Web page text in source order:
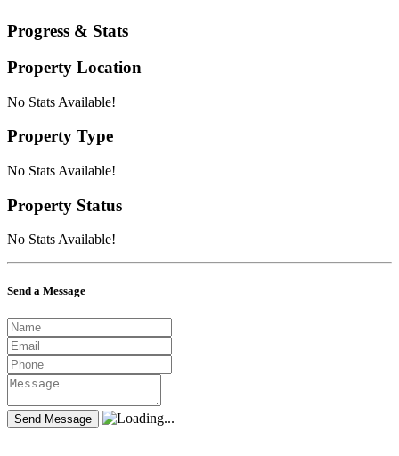
Progress & Stats
Property Location
No Stats Available!
Property Type
No Stats Available!
Property Status
No Stats Available!
Send a Message